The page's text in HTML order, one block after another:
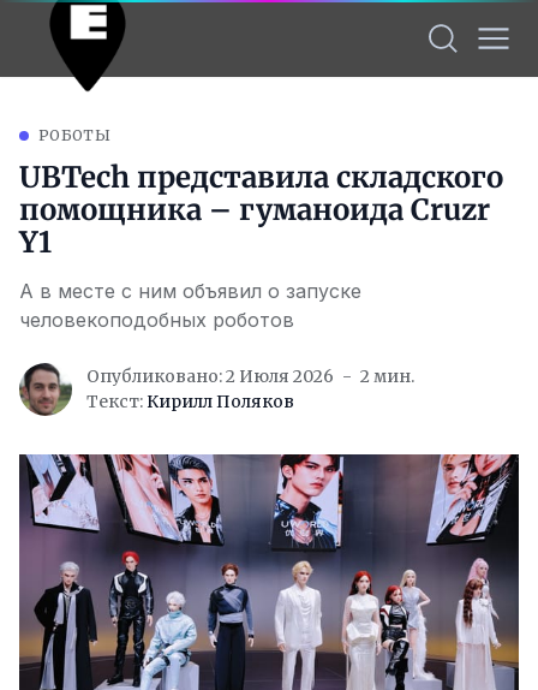
РОБОТЫ
UBTech представила складского
помощника – гуманоида Cruzr
Y1
А в месте с ним объявил о запуске
человекоподобных роботов
Опубликовано: 2 Июля 2026
2 мин.
Текст: Кирилл Поляков